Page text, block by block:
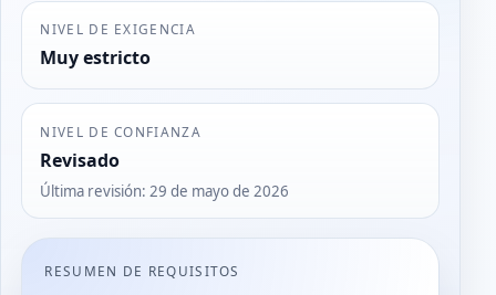
NIVEL DE EXIGENCIA
Muy estricto
NIVEL DE CONFIANZA
Revisado
Última revisión:29 de mayo de 2026
RESUMEN DE REQUISITOS